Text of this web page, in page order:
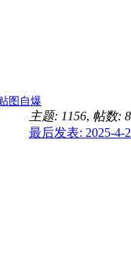
图自爆
主题: 1156, 帖数:
最后发表: 2025-4-